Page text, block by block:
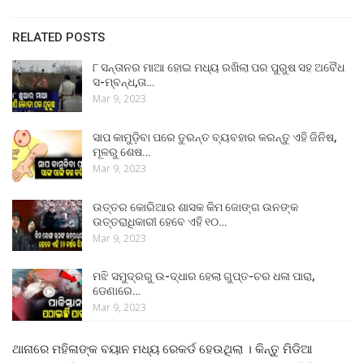
RELATED POSTS
୮ ସନ୍ତାନର ମାଆ ହୋଇ ମଧ୍ୟ ରଖିଲା ପର ପୁରୁଷ ସହ ଅବୈଧ
ସ-ମ୍ବନ୍ଧ,ତା…
Mar 9, 2023
ସାପ କାମୁଡ଼ିବା ପରେ ତୁରନ୍ତ ବ୍ୟବହାର କରନ୍ତୁ ଏହି ଜିନିଷ,
ମୂଳରୁ ଶେଷ…
Mar 9, 2023
ଉତ୍ତର କୋରିଆର ଶାସକ କିମ ଜୋଙ୍ଗ ଉନଙ୍କ
ଉତ୍ତରାଧିକାରୀ ହେବେ ଏହି ୧୦…
Mar 9, 2023
ମଝି ସମୁଦ୍ରରୁ ଉ-ଦ୍ଧାର ହେଲା ଗୁପ୍ତ-ଚର ଧଳା ପାରା,
ଡେଣାରେ…
Mar 9, 2023
ଥାନାରେ ମହିଳାଙ୍କ ବୟାନ ମଧ୍ୟ ରେକର୍ଡ ହେଉଥିଲା । କିନ୍ତୁ ମିଡିଆ